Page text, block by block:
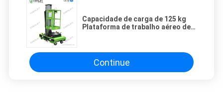
Capacidade de carga de 125 kg
Plataforma de trabalho aéreo de
Continue